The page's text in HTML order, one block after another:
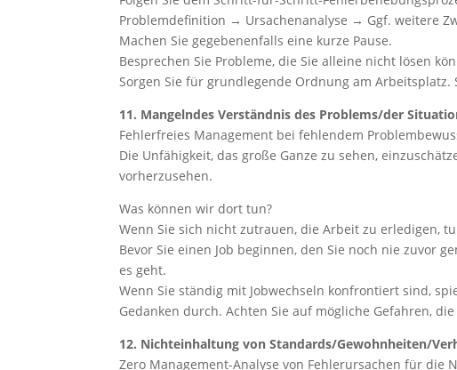
Problemdefinition → Ursachenanalyse → Ggf. weitere
Machen Sie gegebenenfalls eine kurze Pause.
Besprechen Sie Probleme, die Sie alleine nicht lösen
Sorgen Sie für grundlegende Ordnung am
11. Mangelndes Verständnis des Problems/der
Fehlerfreies Management bei fehlendem
Die Unfähigkeit, das große Ganze zu sehen,
vorherzusehen.
Was können wir dort tun?
Wenn Sie sich nicht zutrauen, die Arbeit zu erledigen,
Bevor Sie einen Job beginnen, den Sie noch nie zuvor
es geht.
Wenn Sie ständig mit Jobwechseln konfrontiert sind,
Gedanken durch. Achten Sie auf mögliche Gefahren,
12. Nichteinhaltung von Standards/Gewohnheiten/
Zero Management-Analyse von Fehlerursachen für